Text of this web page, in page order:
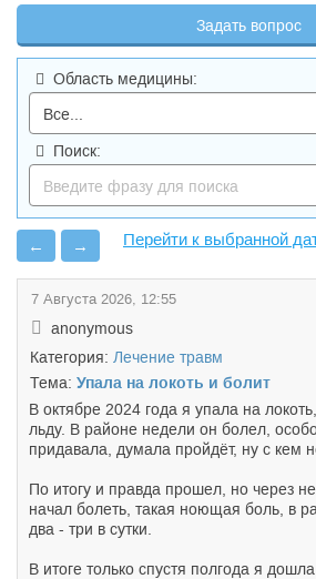
Задать вопрос
Область медицины:
Поиск:
← →
7 Августа 2026, 12:55
anonymous
Категория: Лечение травм
Тема: Упала на локоть и болит
В октябре 2024 года я упала на
льду. В районе недели он болел,
придавала, думала пройдёт, ну с кем
По итогу и правда прошел, но через
начал болеть, такая ноющая боль, в
два - три в сутки.
В итоге только спустя полгода я дошла